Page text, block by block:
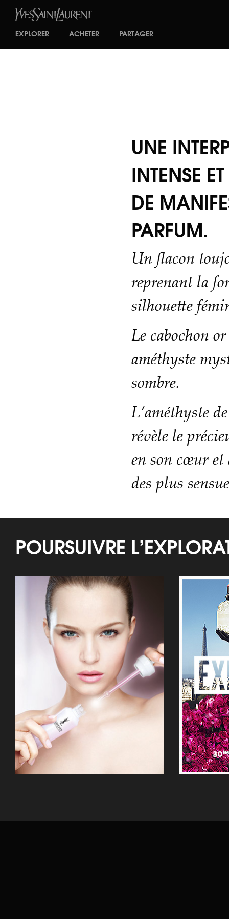
EXPLORER ACHETER PARTAGER
UNE
INTENSE
DE
PARFUM.
Un flacon
reprenant la
silhouette
Le cabochon
améthyste
sombre.
L’améthyste
révèle le
en son cœur et
des plus
POURSUIVRE